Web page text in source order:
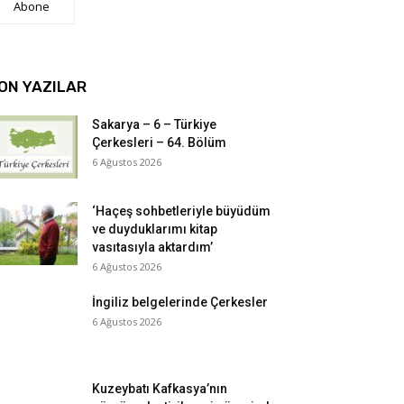
Abone
YAZILAR
Sakarya – 6 – Türkiye
Çerkesleri – 64. Bölüm
6 Ağustos 2026
‘Haçeş sohbetleriyle büyüdüm
ve duyduklarımı kitap
vasıtasıyla aktardım’
6 Ağustos 2026
İngiliz belgelerinde Çerkesler
6 Ağustos 2026
Kuzeybatı Kafkasya’nın